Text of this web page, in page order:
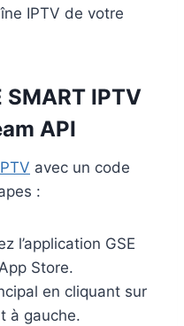
IPTV de votre
IPTV
API
avec un code
:
l’application GSE
Store.
en cliquant sur
à gauche.